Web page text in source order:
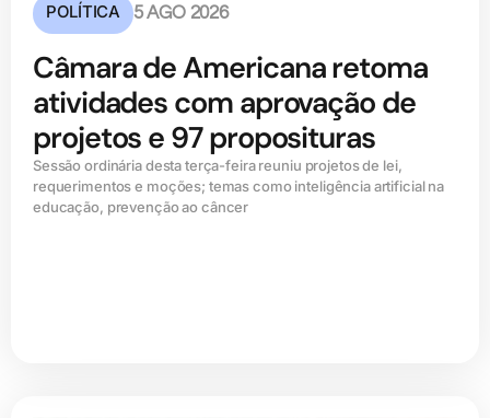
POLÍTICA 5 AGO 2026
Câmara de Americana retoma
atividades com aprovação de
projetos e 97 proposituras
Sessão ordinária desta terça-feira reuniu projetos de lei,
requerimentos e moções; temas como inteligência artificial na
educação, prevenção ao câncer